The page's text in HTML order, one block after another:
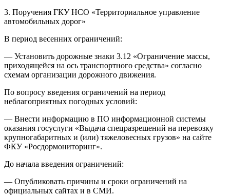
3. Поручения ГКУ НСО «Территориальное управление
автомобильных дорог»
В период весенних ограничений:
— Установить дорожные знаки 3.12 «Ограничение массы,
приходящейся на ось транспортного средства» согласно
схемам организации дорожного движения.
По вопросу введения ограничений на период
неблагоприятных погодных условий:
— Внести информацию в ПО информационной системы
оказания госуслуги «Выдача спецразрешений на перевозку
крупногабаритных и (или) тяжеловесных грузов» на сайте
ФКУ «Росдормониторинг».
До начала введения ограничений:
— Опубликовать причины и сроки ограничений на
официальных сайтах и в СМИ.